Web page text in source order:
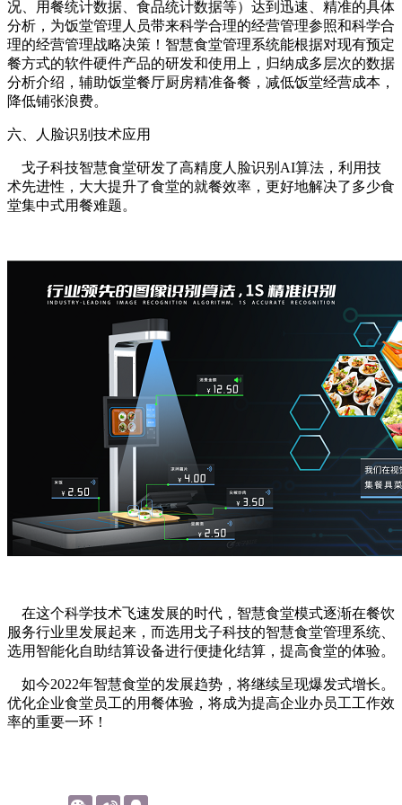
况、用餐统计数据、食品统计数据等）达到迅速、精准的具体
分析，为饭堂管理人员带来科学合理的经营管理参照和科学合
理的经营管理战略决策！智慧食堂管理系统能根据对现有预定
餐方式的软件硬件产品的研发和使用上，归纳成多层次的数据
分析介绍，辅助饭堂餐厅厨房精准备餐，减低饭堂经营成本，
降低铺张浪费。
六、人脸识别技术应用
戈子科技智慧食堂研发了高精度人脸识别AI算法，利用技
术先进性，大大提升了食堂的就餐效率，更好地解决了多少食
堂集中式用餐难题。
在这个科学技术飞速发展的时代，智慧食堂模式逐渐在餐饮
服务行业里发展起来，而选用戈子科技的智慧食堂管理系统、
选用智能化自助结算设备进行便捷化结算，提高食堂的体验。
如今2022年智慧食堂的发展趋势，将继续呈现爆发式增长。
优化企业食堂员工的用餐体验，将成为提高企业办员工工作效
率的重要一环！